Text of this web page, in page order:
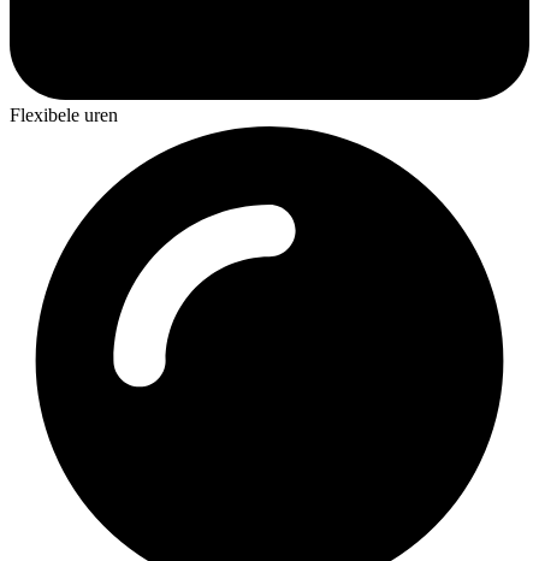
Flexibele uren